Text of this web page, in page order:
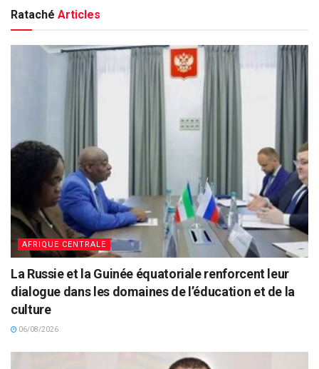
Rataché Articles
AFRIQUE CENTRALE
La Russie et la Guinée équatoriale renforcent leur
dialogue dans les domaines de l’éducation et de la
culture
06/08/2026